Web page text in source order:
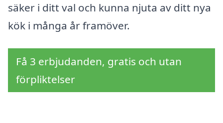
säker i ditt val och kunna njuta av ditt nya
kök i många år framöver.
Få 3 erbjudanden, gratis och utan
förpliktelser